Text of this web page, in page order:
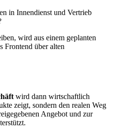
in Innendienst und Vertrieb
wird aus einem geplanten
Frontend über alten
wird dann wirtschaftlich
zeigt, sondern den realen Weg
Angebot und zur